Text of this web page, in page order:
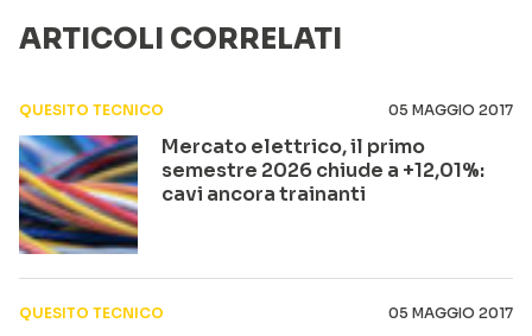
ARTICOLI CORRELATI
QUESITO TECNICO 05 MAGGIO 2017
Mercato elettrico, il primo
semestre 2026 chiude a +12,01%:
cavi ancora trainanti
QUESITO TECNICO 05 MAGGIO 2017